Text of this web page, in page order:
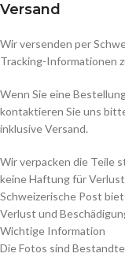
Versand
Wir versenden per
Tracking-Informationen
Wenn Sie eine
kontaktieren Sie uns
inklusive Versand.
Wir verpacken die Teile
keine Haftung für
Schweizerische Post
Verlust und
Wichtige Information
Die Fotos sind